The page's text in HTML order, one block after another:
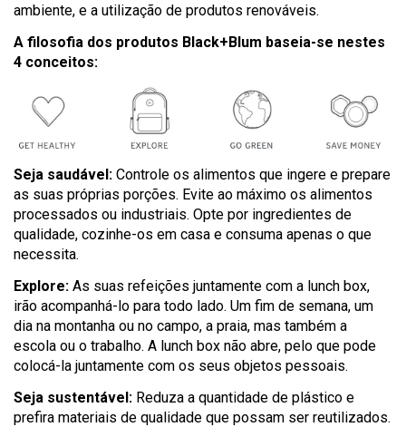
ambiente, e a utilização de produtos renováveis.
A filosofia dos produtos Black+Blum baseia-se nestes
4 conceitos:
Seja saudável: Controle os alimentos que ingere e prepare
as suas próprias porções. Evite ao máximo os alimentos
processados ou industriais. Opte por ingredientes de
qualidade, cozinhe-os em casa e consuma apenas o que
necessita.
Explore: As suas refeições juntamente com a lunch box,
irão acompanhá-lo para todo lado. Um fim de semana, um
dia na montanha ou no campo, a praia, mas também a
escola ou o trabalho. A lunch box não abre, pelo que pode
colocá-la juntamente com os seus objetos pessoais.
Seja sustentável: Reduza a quantidade de plástico e
prefira materiais de qualidade que possam ser reutilizados.